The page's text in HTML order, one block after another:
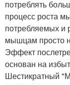
потреблять
процесс роста
потребляемых и
мышцам просто
Эффект
основан на
Шестикратный